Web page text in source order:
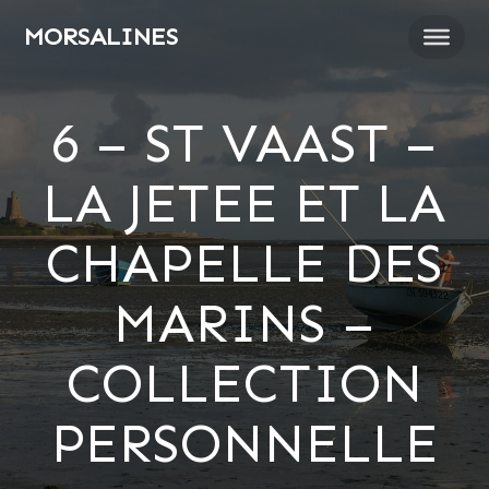
MORSALINES
6 – ST VAAST –
LA JETEE ET LA
CHAPELLE DES
MARINS –
COLLECTION
PERSONNELLE